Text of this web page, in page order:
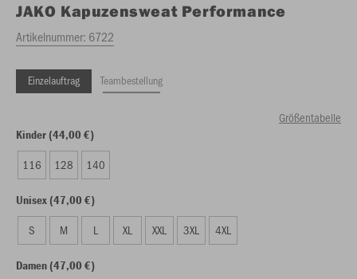
JAKO Kapuzensweat Performance
Artikelnummer: 6722
Einzelauftrag Teambestellung
Größentabelle
Kinder (44,00 €)
116 128 140
Unisex (47,00 €)
S M L XL XXL 3XL 4XL
Damen (47,00 €)